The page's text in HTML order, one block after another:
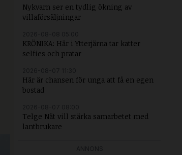
Nykvarn ser en tydlig ökning av
villaförsäljningar
KRÖNIKA: Här i Ytterjärna tar katter
selfies och pratar
Här är chansen för unga att få en egen
bostad
Telge Nät vill stärka samarbetet med
lantbrukare